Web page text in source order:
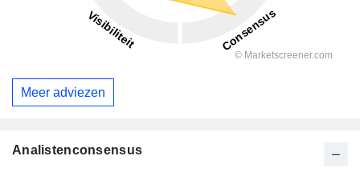
Meer adviezen
Analistenconsensus